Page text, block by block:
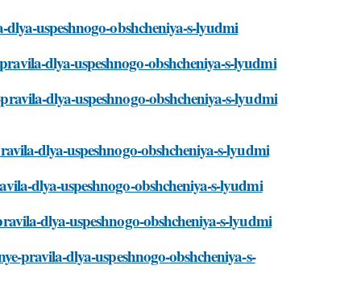
uspeshnogo-obshcheniya-s-lyudmi
dlya-uspeshnogo-obshcheniya-s-lyudmi
dlya-uspeshnogo-obshcheniya-s-lyudmi
dlya-uspeshnogo-obshcheniya-s-lyudmi
dlya-uspeshnogo-obshcheniya-s-lyudmi
dlya-uspeshnogo-obshcheniya-s-lyudmi
pravila-dlya-uspeshnogo-obshcheniya-s-